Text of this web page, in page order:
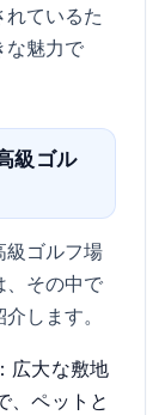
ているた
な魅力で
級ゴル
ゴルフ場
その中で
します。
：広大な敷地
、ペットと